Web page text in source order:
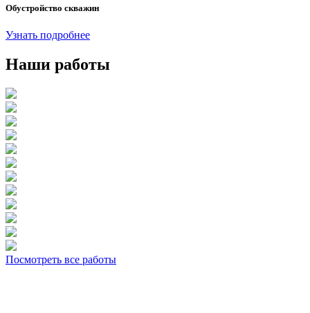
Обустройство скважин
Узнать подробнее
Наши работы
Посмотреть все работы